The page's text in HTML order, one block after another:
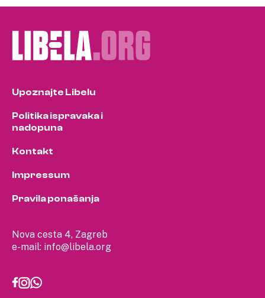
Nova cesta 4, Zagreb
e-mail: info@libela.org
Upoznajte Libelu
Politika ispravaka i
nadopuna
Kontakt
Impressum
Pravila ponašanja